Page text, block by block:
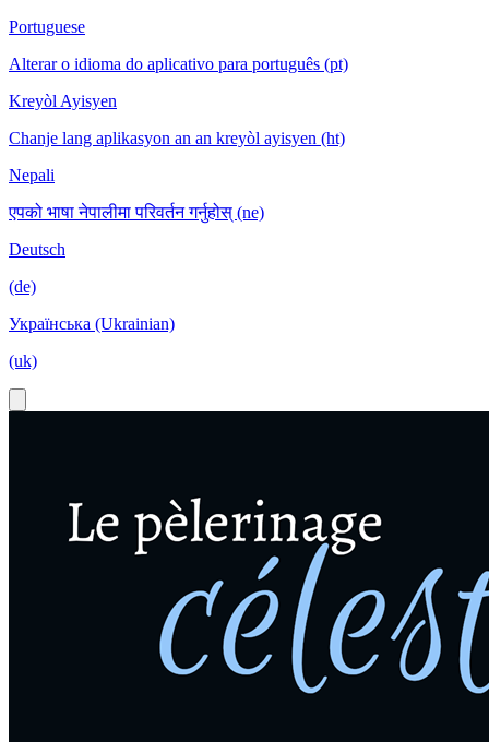
Portuguese
Alterar o idioma do aplicativo para português (pt)
Kreyòl Ayisyen
Chanje lang aplikasyon an an kreyòl ayisyen (ht)
Nepali
एपको भाषा नेपालीमा परिवर्तन गर्नुहोस् (ne)
Deutsch
(de)
Українська (Ukrainian)
(uk)